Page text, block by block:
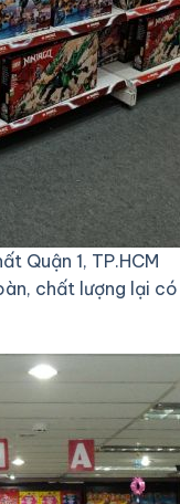
Quận 1, TP.HCM
chất lượng lại